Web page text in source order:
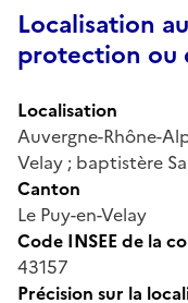
Localisation
protection ou
Localisation
Auvergne-Rhône-
Velay ; baptistère
Canton
Le Puy-en-Velay
Code INSEE de la
43157
Précision sur la